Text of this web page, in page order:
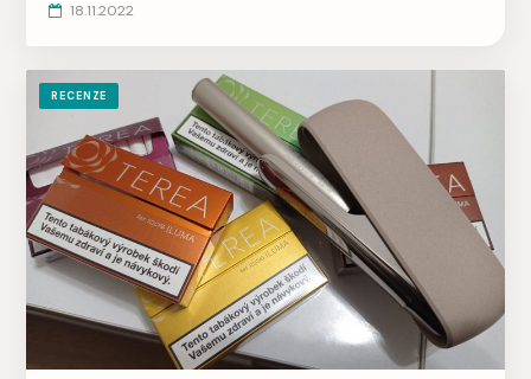
potřeba čistit.
18.11.2022
RECENZE